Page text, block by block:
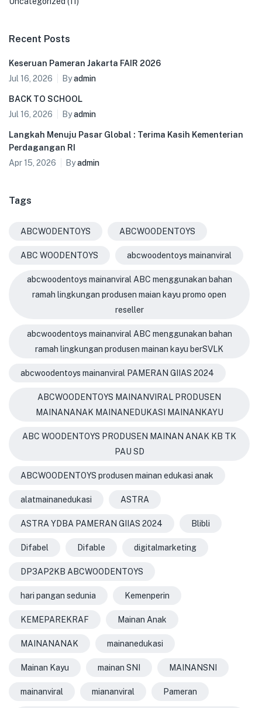
Recent Posts
Keseruan Pameran Jakarta FAIR 2026
Jul 16, 2026
Byadmin
BACK TO SCHOOL
Jul 16, 2026
Byadmin
Langkah Menuju Pasar Global : Terima Kasih Kementerian
Perdagangan RI
Apr 15, 2026
Byadmin
Tags
ABCWODENTOYS ABCWOODENTOYS
ABC WOODENTOYS abcwoodentoys mainanviral
abcwoodentoys mainanviral ABC menggunakan bahan
ramah lingkungan produsen maian kayu promo open
reseller
abcwoodentoys mainanviral ABC menggunakan bahan
ramah lingkungan produsen mainan kayu berSVLK
abcwoodentoys mainanviral PAMERAN GIIAS 2024
ABCWOODENTOYS MAINANVIRAL PRODUSEN
MAINANANAK MAINANEDUKASI MAINANKAYU
ABC WOODENTOYS PRODUSEN MAINAN ANAK KB TK
PAU SD
ABCWOODENTOYS produsen mainan edukasi anak
alatmainanedukasi ASTRA
ASTRA YDBA PAMERAN GIIAS 2024 Blibli
Difabel Difable digitalmarketing
DP3AP2KB ABCWOODENTOYS
hari pangan sedunia Kemenperin
KEMEPAREKRAF Mainan Anak
MAINANANAK mainanedukasi
Mainan Kayu mainan SNI MAINANSNI
mainanviral miananviral Pameran